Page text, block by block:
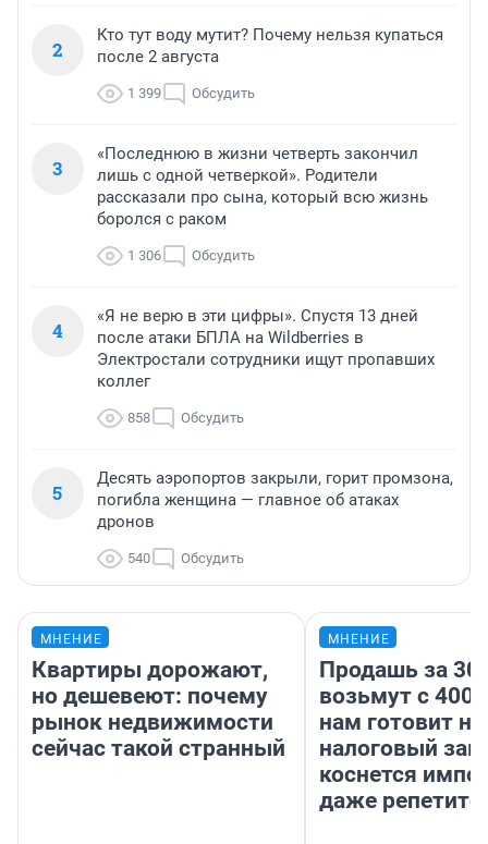
2
Кто тут воду мутит? Почему нельзя купаться
после 2 августа
1 399 Обсудить
3
«Последнюю в жизни четверть закончил
лишь с одной четверкой». Родители
рассказали про сына, который всю жизнь
боролся с раком
1 306 Обсудить
4
«Я не верю в эти цифры». Спустя 13 дней
после атаки БПЛА на Wildberries в
Электростали сотрудники ищут пропавших
коллег
858 Обсудить
5
Десять аэропортов закрыли, горит промзона,
погибла женщина — главное об атаках
дронов
540 Обсудить
МНЕНИЕ
Квартиры дорожают,
но дешевеют: почему
рынок недвижимости
сейчас такой странный
МНЕНИЕ
Продашь за
возьмут с
нам готовит
налоговый
коснется
даже